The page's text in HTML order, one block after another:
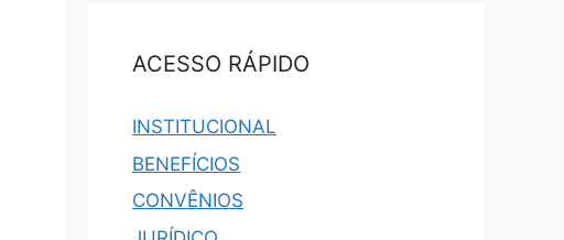
ACESSO RÁPIDO
INSTITUCIONAL
BENEFÍCIOS
CONVÊNIOS